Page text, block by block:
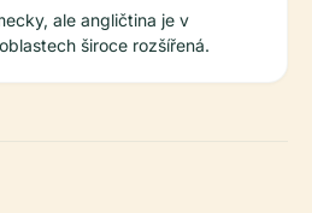
ale angličtina je v
široce rozšířená.